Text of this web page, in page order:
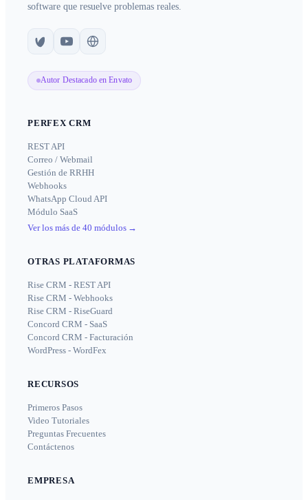
software que resuelve problemas reales.
Autor Destacado en Envato
PERFEX CRM
REST API
Correo / Webmail
Gestión de RRHH
Webhooks
WhatsApp Cloud API
Módulo SaaS
Ver los más de 40 módulos →
OTRAS PLATAFORMAS
Rise CRM - REST API
Rise CRM - Webhooks
Rise CRM - RiseGuard
Concord CRM - SaaS
Concord CRM - Facturación
WordPress - WordFex
RECURSOS
Primeros Pasos
Video Tutoriales
Preguntas Frecuentes
Contáctenos
EMPRESA